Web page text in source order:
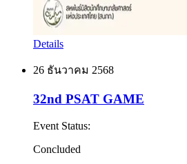
Details
26 ธันวาคม 2568
32nd PSAT GAME
Event Status:
Concluded